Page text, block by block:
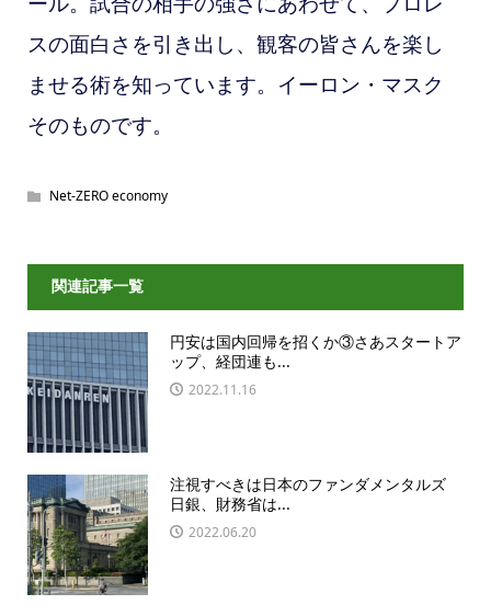
スの面白さを引き出し、観客の皆さんを楽し
ませる術を知っています。イーロン・マスク
そのものです。
Net-ZERO economy
関連記事一覧
円安は国内回帰を招くか③さあスタートア
ップ、経団連も...
2022.11.16
注視すべきは日本のファンダメンタルズ
日銀、財務省は...
2022.06.20